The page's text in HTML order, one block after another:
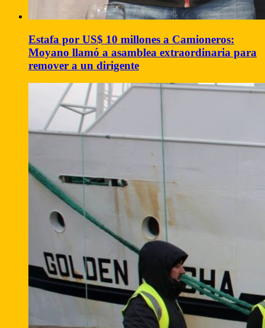
Estafa por US$ 10 millones a Camioneros:
Moyano llamó a asamblea extraordinaria para
remover a un dirigente